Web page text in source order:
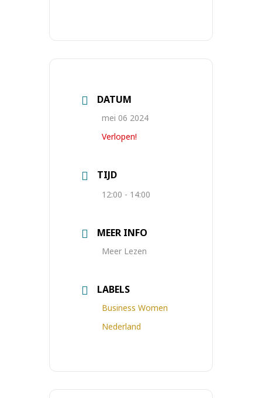
DATUM
mei 06 2024
Verlopen!
TIJD
12:00 - 14:00
MEER INFO
Meer Lezen
LABELS
Business Women
Nederland